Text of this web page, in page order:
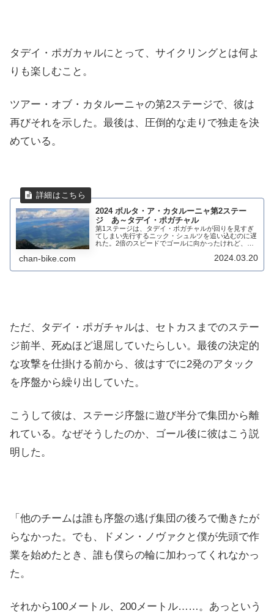
タデイ・ポガカャルにとって、サイクリングとは何よ
りも楽しむこと。
ツアー・オブ・カタルーニャの第2ステージで、彼は
再びそれを示した。最後は、圧倒的な走りで独走を決
めている。
2024 ボルタ・ア・カタルーニャ第2ステー
ジ あ～タデイ・ポガチャル
第1ステージは、タデイ・ポガチャルが回りを見すぎ
てしまい先行するニック・シュルツを追い込むのに遅
れた。2倍のスピードでゴールに向かったけれど、あ
ン・アルメイダとマルク・ソレルも足を使っており追
chan-bike.com 2024.03.20
ただ、タデイ・ポガチャルは、セトカスまでのステー
ジ前半、死ぬほど退屈していたらしい。最後の決定的
な攻撃を仕掛ける前から、彼はすでに2発のアタック
を序盤から繰り出していた。
こうして彼は、ステージ序盤に遊び半分で集団から離
れている。なぜそうしたのか、ゴール後に彼はこう説
明した。
「他のチームは誰も序盤の逃げ集団の後ろで働きたが
らなかった。でも、ドメン・ノヴァクと僕が先頭で作
業を始めたとき、誰も僕らの輪に加わってくれなかっ
た。
それから100メートル、200メートル……。あっという